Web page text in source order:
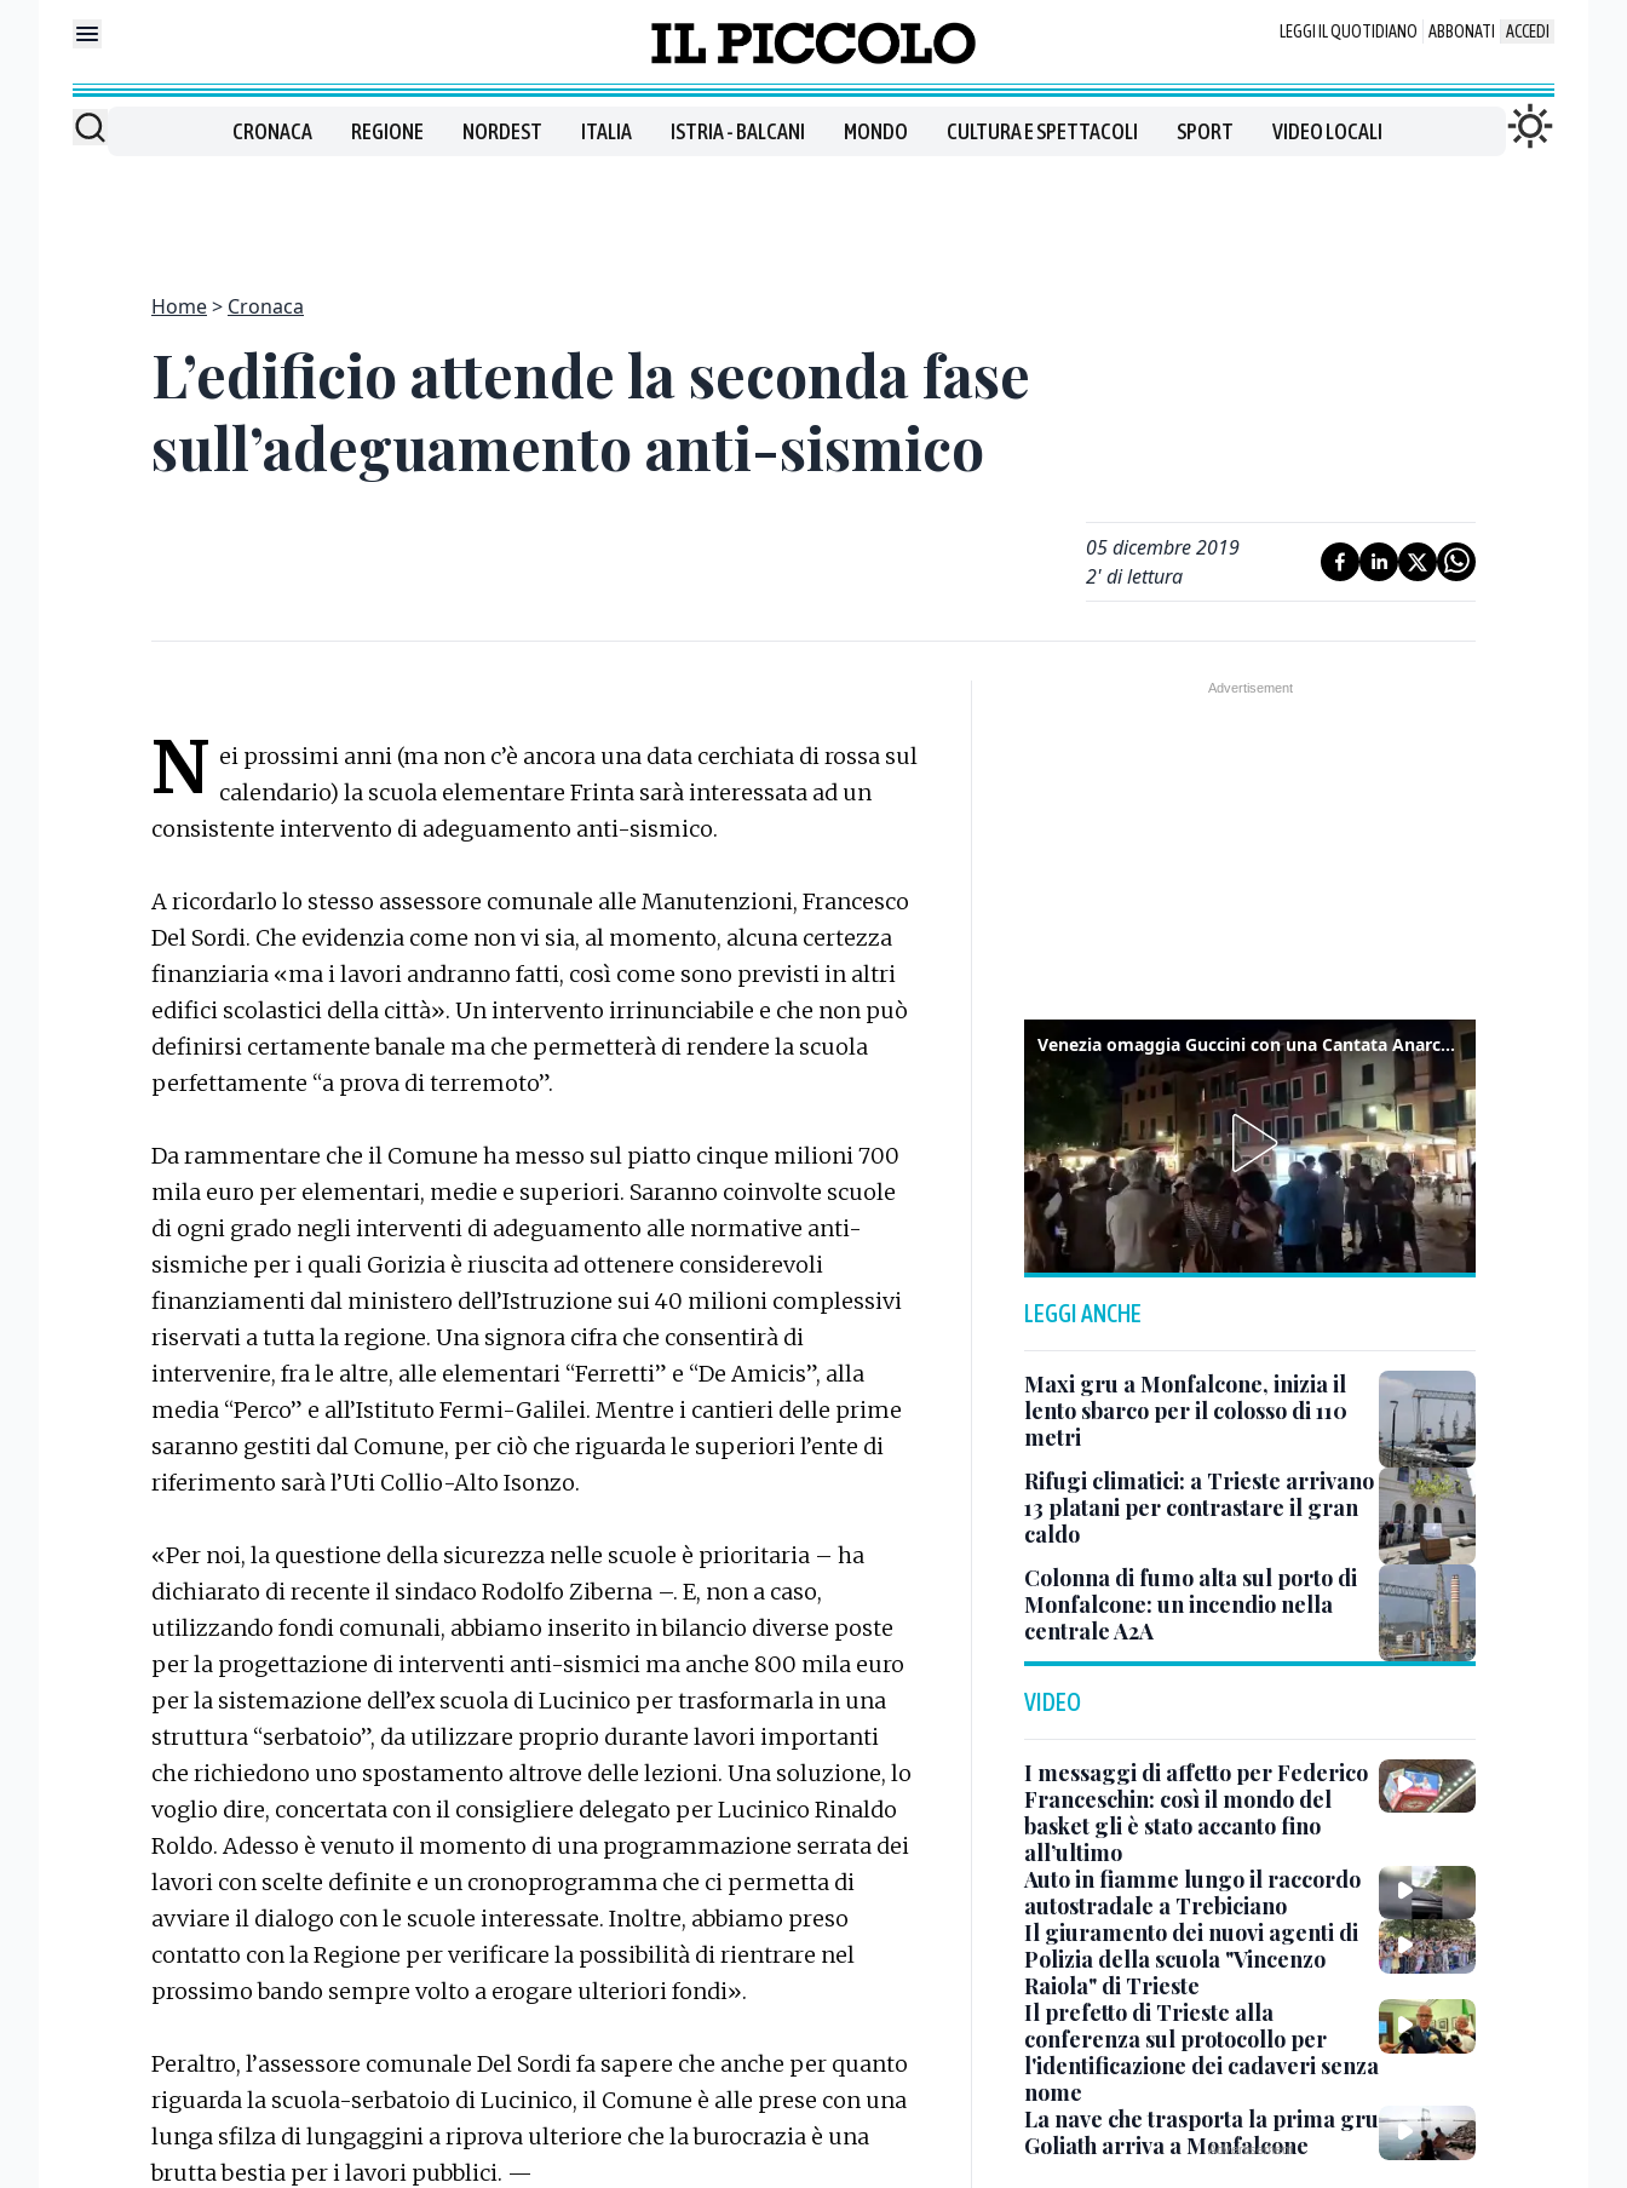
LEGGI IL QUOTIDIANO ABBONATI ACCEDI
CRONACA REGIONE NORDEST ITALIA ISTRIA - BALCANI MONDO CULTURA E SPETTACOLI SPORT VIDEO LOCALI
Home Cronaca
L’edificio attende la seconda fase
sull’adeguamento anti-sismico
05 dicembre 2019
2' di lettura
N ei prossimi anni (ma non c’è ancora una data cerchiata di rossa sul
calendario) la scuola elementare Frinta sarà interessata ad un
consistente intervento di adeguamento anti-sismico.
A ricordarlo lo stesso assessore comunale alle Manutenzioni, Francesco
Del Sordi. Che evidenzia come non vi sia, al momento, alcuna certezza
finanziaria «ma i lavori andranno fatti, così come sono previsti in altri
edifici scolastici della città». Un intervento irrinunciabile e che non può
definirsi certamente banale ma che permetterà di rendere la scuola
perfettamente “a prova di terremoto”.
Da rammentare che il Comune ha messo sul piatto cinque milioni 700
mila euro per elementari, medie e superiori. Saranno coinvolte scuole
di ogni grado negli interventi di adeguamento alle normative anti-
sismiche per i quali Gorizia è riuscita ad ottenere considerevoli
finanziamenti dal ministero dell’Istruzione sui 40 milioni complessivi
riservati a tutta la regione. Una signora cifra che consentirà di
intervenire, fra le altre, alle elementari “Ferretti” e “De Amicis”, alla
media “Perco” e all’Istituto Fermi-Galilei. Mentre i cantieri delle prime
saranno gestiti dal Comune, per ciò che riguarda le superiori l’ente di
riferimento sarà l’Uti Collio-Alto Isonzo.
«Per noi, la questione della sicurezza nelle scuole è prioritaria – ha
dichiarato di recente il sindaco Rodolfo Ziberna –. E, non a caso,
utilizzando fondi comunali, abbiamo inserito in bilancio diverse poste
per la progettazione di interventi anti-sismici ma anche 800 mila euro
per la sistemazione dell’ex scuola di Lucinico per trasformarla in una
struttura “serbatoio”, da utilizzare proprio durante lavori importanti
che richiedono uno spostamento altrove delle lezioni. Una soluzione, lo
voglio dire, concertata con il consigliere delegato per Lucinico Rinaldo
Roldo. Adesso è venuto il momento di una programmazione serrata dei
lavori con scelte definite e un cronoprogramma che ci permetta di
avviare il dialogo con le scuole interessate. Inoltre, abbiamo preso
contatto con la Regione per verificare la possibilità di rientrare nel
prossimo bando sempre volto a erogare ulteriori fondi».
Peraltro, l’assessore comunale Del Sordi fa sapere che anche per quanto
riguarda la scuola-serbatoio di Lucinico, il Comune è alle prese con una
lunga sfilza di lungaggini a riprova ulteriore che la burocrazia è una
brutta bestia per i lavori pubblici. —
Venezia omaggia Guccini con una Cantata Anarchica in campo Santa Margherita
LEGGI ANCHE
Maxi gru a Monfalcone, inizia il
lento sbarco per il colosso di 110
metri
Rifugi climatici: a Trieste arrivano
13 platani per contrastare il gran
caldo
Colonna di fumo alta sul porto di
Monfalcone: un incendio nella
centrale A2A
VIDEO
I messaggi di affetto per Federico
Franceschin: così il mondo del
basket gli è stato accanto fino
all’ultimo
Auto in fiamme lungo il raccordo
autostradale a Trebiciano
Il giuramento dei nuovi agenti di
Polizia della scuola "Vincenzo
Raiola" di Trieste
Il prefetto di Trieste alla
conferenza sul protocollo per
l'identificazione dei cadaveri senza
nome
La nave che trasporta la prima gru
Goliath arriva a Monfalcone